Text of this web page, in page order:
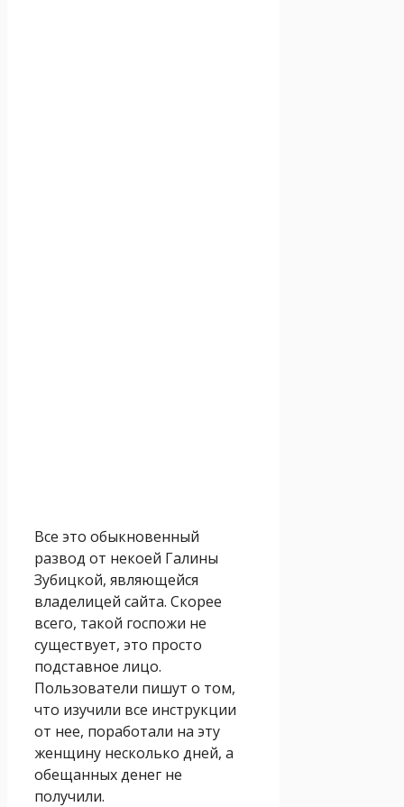
Все это обыкновенный
развод от некоей Галины
Зубицкой, являющейся
владелицей сайта. Скорее
всего, такой госпожи не
существует, это просто
подставное лицо.
Пользователи пишут о том,
что изучили все инструкции
от нее, поработали на эту
женщину несколько дней, а
обещанных денег не
получили.